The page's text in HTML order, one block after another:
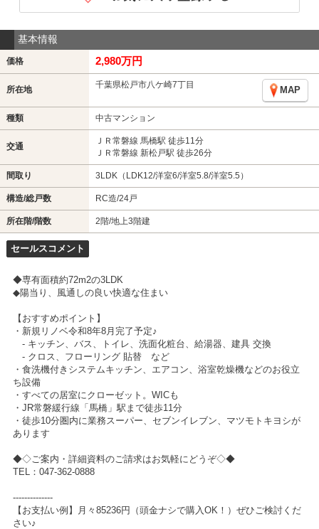
基本情報
価格 2,980万円
所在地 千葉県松戸市八ケ崎7丁目
MAP
種類 中古マンション
交通
ＪＲ常磐線 馬橋駅 徒歩11分
ＪＲ常磐線 新松戸駅 徒歩26分
間取り 3LDK（LDK12/洋室6/洋室5.8/洋室5.5）
構造/総戸数 RC造/24戸
所在階/階数 2階/地上3階建
セールスコメント
◆専有面積約72m2の3LDK
◆陽当り、風通しの良い快適な住まい
【おすすめポイント】
・新規リノベ令和8年8月完了予定♪
- キッチン、バス、トイレ、洗面化粧台、給湯器、建具 交換
- クロス、フローリング 貼替 など
・食洗機付きシステムキッチン、エアコン、浴室乾燥機などのお役立
ち設備
・すべての居室にクローゼット。WICも
・JR常磐緩行線「馬橋」駅まで徒歩11分
・徒歩10分圏内に業務スーパー、セブンイレブン、マツモトキヨシが
あります
◆◇ご案内・詳細資料のご請求はお気軽にどうぞ◇◆
TEL：047-362-0888
--------------
【お支払い例】月々85236円（頭金ナシで購入OK！）ぜひご検討くだ
さい♪